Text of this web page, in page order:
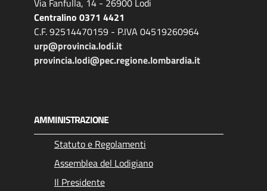
Centralino 0371 4421
C.F. 92514470159 - P.IVA 04519260964
urp@provincia.lodi.it
provincia.lodi@pec.regione.lombardia.it
AMMINISTRAZIONE
Statuto e Regolamenti
Assemblea del Lodigiano
Il Presidente